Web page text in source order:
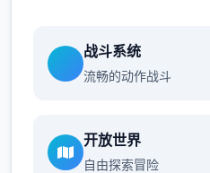
战斗系统
流畅的动作战斗
开放世界
自由探索冒险